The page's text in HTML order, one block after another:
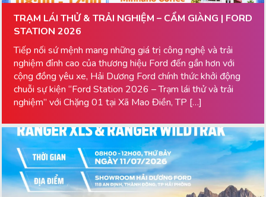
TRẠM LÁI THỬ & TRẢI NGHIỆM – CẨM GIÀNG | FORD
STATION 2026
Tiếp nối sứ mệnh mang những giá trị công nghệ và trải
nghiệm đỉnh cao của thương hiệu Ford đến gần hơn với
cộng đồng yêu xe, Hải Dương Ford chính thức khởi động
chuỗi sự kiện “Ford Station 2026 – Trạm lái thử và trải
nghiệm” với Chặng 01 tại Xã Mao Điền, TP […]